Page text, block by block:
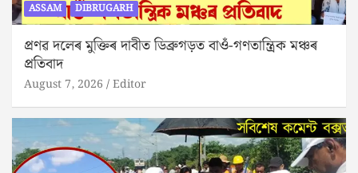
ASSAM DIBRUGARH
প্ৰণৱ দলেৰ মুক্তিৰ দাবীত ডিব্ৰুগড়ত বাওঁ-গণতান্ত্ৰিক মঞ্চৰ
প্ৰতিবাদ
August 7, 2026 Editor